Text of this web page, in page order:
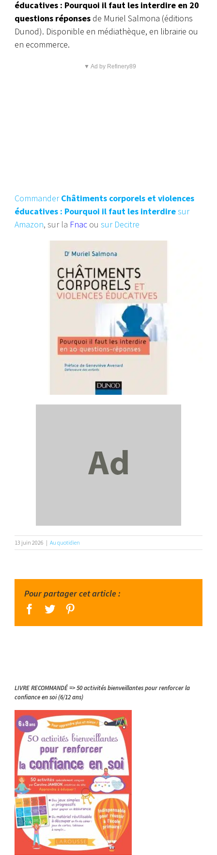
éducatives : Pourquoi il faut les interdire en 20
questions réponses de Muriel Salmona (éditions
Dunod). Disponible en médiathèque, en librairie ou
en ecommerce.
▼ Ad by Refinery89
CommanderChâtiments corporels et violences
éducatives : Pourquoi il faut les interdiresur
Amazon, sur la Fnac ou sur Decitre
13 juin 2026 | Au quotidien
Pour partager cet article :
facebook
twitter
LIVRE RECOMMANDÉ => 50 activités bienveillantes pour renforcer la
confiance en soi (6/12 ans)